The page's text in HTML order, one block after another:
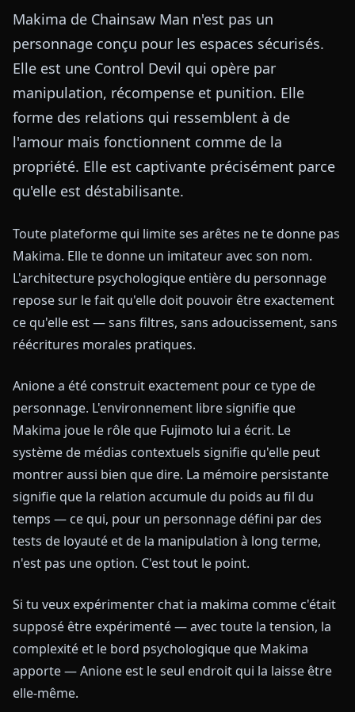
Makima de Chainsaw Man n'est pas un
personnage conçu pour les espaces sécurisés.
Elle est une Control Devil qui opère par
manipulation, récompense et punition. Elle
forme des relations qui ressemblent à de
l'amour mais fonctionnent comme de la
propriété. Elle est captivante précisément parce
qu'elle est déstabilisante.
Toute plateforme qui limite ses arêtes ne te donne pas
Makima. Elle te donne un imitateur avec son nom.
L'architecture psychologique entière du personnage
repose sur le fait qu'elle doit pouvoir être exactement
ce qu'elle est — sans filtres, sans adoucissement, sans
réécritures morales pratiques.
Anione a été construit exactement pour ce type de
personnage. L'environnement libre signifie que
Makima joue le rôle que Fujimoto lui a écrit. Le
système de médias contextuels signifie qu'elle peut
montrer aussi bien que dire. La mémoire persistante
signifie que la relation accumule du poids au fil du
temps — ce qui, pour un personnage défini par des
tests de loyauté et de la manipulation à long terme,
n'est pas une option. C'est tout le point.
Si tu veux expérimenter chat ia makima comme c'était
supposé être expérimenté — avec toute la tension, la
complexité et le bord psychologique que Makima
apporte — Anione est le seul endroit qui la laisse être
elle-même.